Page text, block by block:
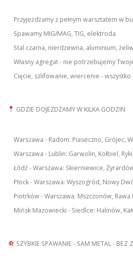
Przyjeżdżamy z pełnym warsztatem w
Spawamy MIG/MAG, TIG, elektroda
Stal czarna, nierdzewna, aluminium,
Własny agregat - nie potrzebujemy
Cięcie, szlifowanie, wiercenie - wszystko
GDZIE DOJEŻDŻAMY W KILKA GODZIN
Warszawa - Radom: Piaseczno, Grójec,
Warszawa - Lublin: Garwolin, Kołbiel,
Łódź - Warszawa: Skierniewice,
Płock - Warszawa: Wyszogród, Nowy
Piotrków - Warszawa: Mszczonów,
Mińsk Mazowiecki - Siedlce: Halinów,
SZYBKIE SPAWANIE - SAM METAL - BEZ